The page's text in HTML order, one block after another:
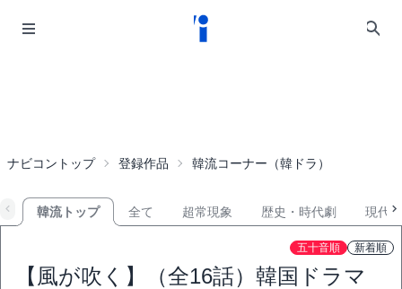
ナビコントップ 登録作品 韓流コーナー（韓ドラ）
韓流トップ 全て 超常現象 歴史・時代劇 現代
五十音順 新着順
【風が吹く】（全16話）韓国ドラマ